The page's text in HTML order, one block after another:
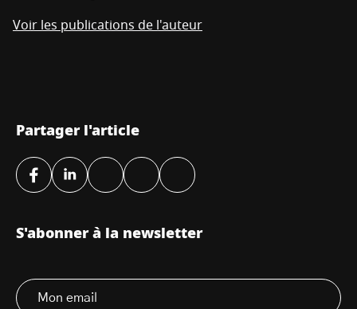
Voir les publications de l'auteur
Partager l'article
S'abonner à la newsletter